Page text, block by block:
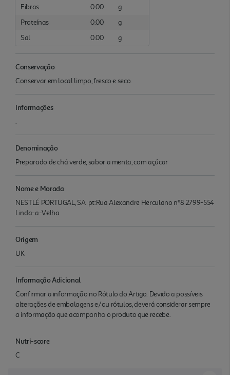
Fibras
0.00
g
Proteínas
0.00
g
Sal
0.00 g
Conservação
Conservar em local limpo, fresco e seco.
Informações
.
Denominação
Preparado de chá verde, sabor a menta, com açúcar
Nome e Morada
NESTLÉ PORTUGAL, SA. pt:Rua Alexandre Herculano nº8 2799-554
Linda-a-Velha
Origem
UK
Informação Adicional
Confirmar a informação no Rótulo do Artigo. Devido a possíveis
alterações de embalagens e/ou rótulos, deverá considerar sempre
a informação que acompanha o produto que recebe.
Nutri-score
C